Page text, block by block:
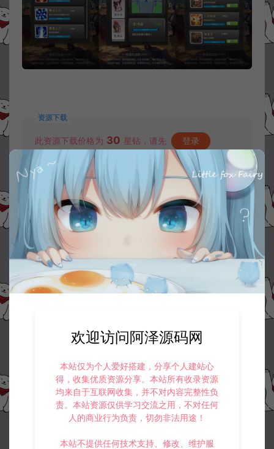
资源下载
此资源下载价格为 30 星钻，请先 登录
收藏 (0) 打赏 点赞 (
©版权免责声明
1.本站资源售价只是赞助，收取费用仅维持本站的日常运营所需。
将会第一时间解决！
业用途，请大家不要用于商用！
侵权联系邮箱：32838727@qq.com
阿泽源码网 小游戏H5
三网H5塔防游戏【英雄守卫战H5】3月
最新整理Linux手工服务端+Win一键服务端+解压即玩+简易安卓客户端+详
https://www.lyzwlkj.vip/57617/syzy/xyxh5/
欢迎访问阿泽源码网
本站仅为个人爱好搭建，分享个人建站心
得，收集优质资源分享。本站所有收录资源
均来自于互联网收集，并不对内容完整性负
责。本站资源仅供学习交流之用，不对任何
人的商业行为负责，切勿非法用途！
本站不提供任何技术支持、修改、维护服